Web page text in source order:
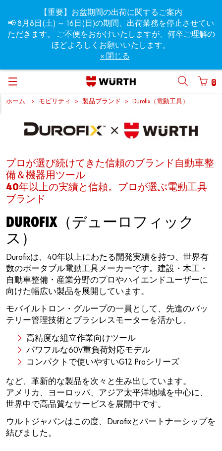
0
ホーム モビリティ 製品ブランド Durofix（電動工具）
プロが選び続けてきた信頼のブランド自動車整
備＆機器用ツール
40年以上の実績と信頼。プロが選ぶ電動工具
ブランド
DUROFIX（デューロフィック
ス）
Durofixは、40年以上にわたる開発実績を持つ、世界有
数のポータブル電動工具メーカーです。建設・木工・
自動車整備・産業分野のプロやハイエンドユーザーに
向けた幅広い製品を展開しています。
モバイルトロン・グループの一員として、先進のバッ
テリー管理技術とブラシレスモーターを活かし、
高精度な組立作業向けツール
パワフルな60V重負荷対応モデル
コンパクトで使いやすいG12 Proシリーズ
など、革新的な製品を次々と生み出しています。
アメリカ、ヨーロッパ、アジア太平洋地域を中心に、
世界中で高品質なサービスを展開中です。
ウルトジャパンはこの度、Durofixとパートナーシップを
結びました。
【重要】お盆期間の出荷に関するご案内
📢 8月8日(土) ～ 16日(日)の期間、出荷業務を停止させてい
ただきます。 ご不便をおかけいたしますが、何卒ご理解の
ほどよろしくお願いいたします。
× 閉じる